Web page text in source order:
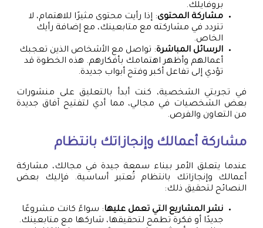
بروفايلك.
مشاركة المحتوى: إذا رأيت محتوى مثيرًا للاهتمام، لا
تتردد في مشاركته مع متابعينك، مع إضافة رأيك
الخاص.
الرسائل المباشرة: تواصل مع الأشخاص الذين تعجبك
أعمالهم وأظهر اهتمامك بأفكارهم. هذه الخطوة قد
تؤدي إلى تفاعل أكبر وفتح أبواب جديدة.
في تجربتي الشخصية، كنت أبدأ بالتعليق على منشورات
بعض الشخصيات في مجالي، مما أدي لتفتيح آفاق جديدة
من التعاون والفرص.
مشاركة أعمالك وإنجازاتك بانتظام
عندما يتعلق الأمر ببناء سمعة جيدة في مجالك، مشاركة
أعمالك وإنجازاتك بانتظام تُعتبر أساسية. فإليك بعض
النصائح لتحقيق ذلك:
نشر المشاريع التي تعمل عليها: سواءً كانت مشروعًا
جديدًا أو فكرة تطمح لتحقيقها، شاركها مع متابعينك.